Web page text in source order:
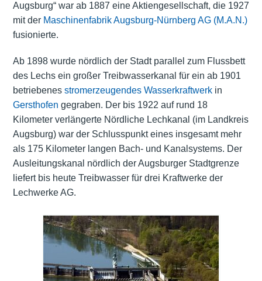
Augsburg“ war ab 1887 eine Aktiengesellschaft, die 1927
mit der Maschinenfabrik Augsburg-Nürnberg AG (M.A.N.)
fusionierte.
Ab 1898 wurde nördlich der Stadt parallel zum Flussbett
des Lechs ein großer Treibwasserkanal für ein ab 1901
betriebenes stromerzeugendes Wasserkraftwerkin
Gersthofen gegraben. Der bis 1922 auf rund 18
Kilometer verlängerte Nördliche Lechkanal (im Landkreis
Augsburg) war der Schlusspunkt eines insgesamt mehr
als 175 Kilometer langen Bach- und Kanalsystems. Der
Ausleitungskanal nördlich der Augsburger Stadtgrenze
liefert bis heute Treibwasser für drei Kraftwerke der
Lechwerke AG.